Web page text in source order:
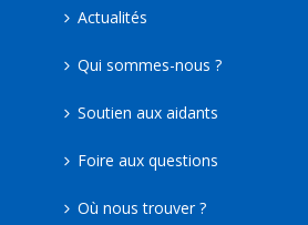
Actualités
Qui sommes-nous ?
Soutien aux aidants
Foire aux questions
Où nous trouver ?